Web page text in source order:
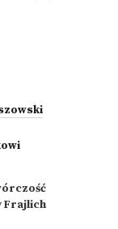
Frajlich